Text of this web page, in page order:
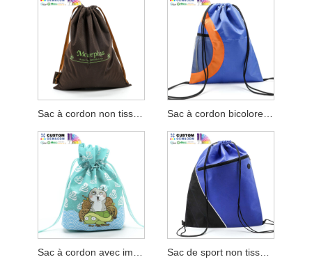
Sac à cordon non tissé avec ruban